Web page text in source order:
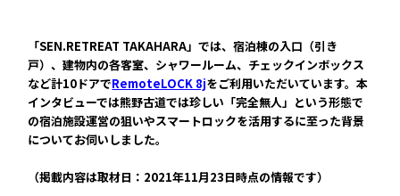
「SEN.RETREAT TAKAHARA」では、宿泊棟の入口（引き
戸）、建物内の各客室、シャワールーム、チェックインボックス
など計10ドアでRemoteLOCK 8jをご利用いただいています。本
インタビューでは熊野古道では珍しい「完全無人」という形態で
の宿泊施設運営の狙いやスマートロックを活用するに至った背景
についてお伺いしました。
（掲載内容は取材日：2021年11月23日時点の情報です）
続きを読む
【まとめ】スマートロック解説 今年度こ
そ、ビジネスにスマートロック！
続きを読む
とメリットを解説！